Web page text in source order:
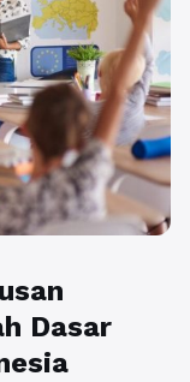
Dasar